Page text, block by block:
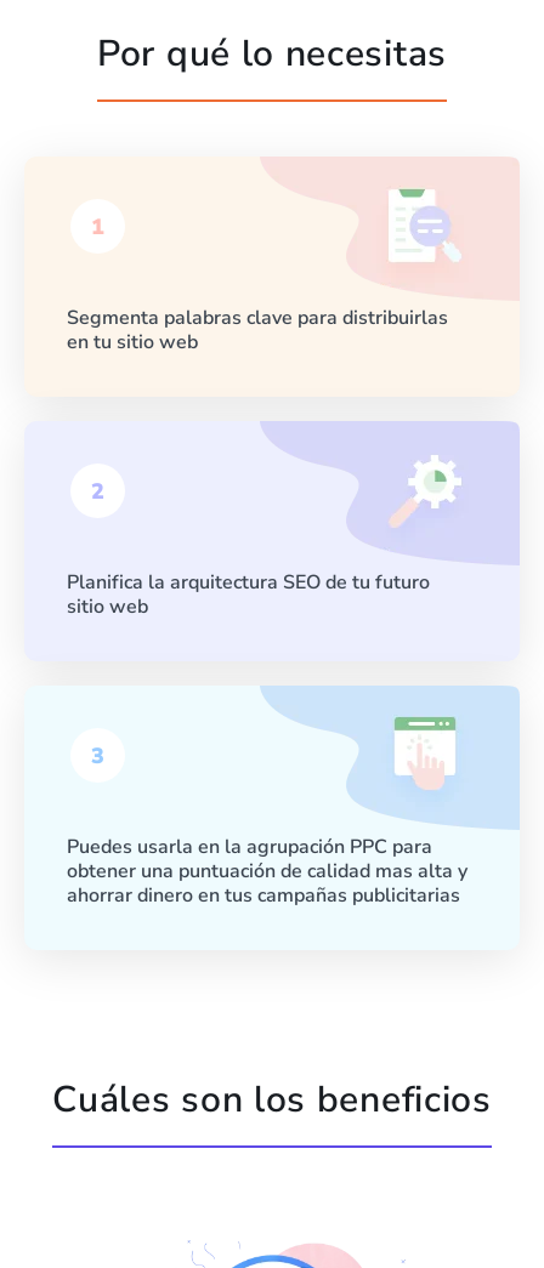
Por qué lo necesitas
Segmenta palabras clave para distribuirlas
en tu sitio web
Planifica la arquitectura SEO de tu futuro
sitio web
Puedes usarla en la agrupación PPC para
obtener una puntuación de calidad mas alta y
ahorrar dinero en tus campañas publicitarias
Cuáles son los beneficios